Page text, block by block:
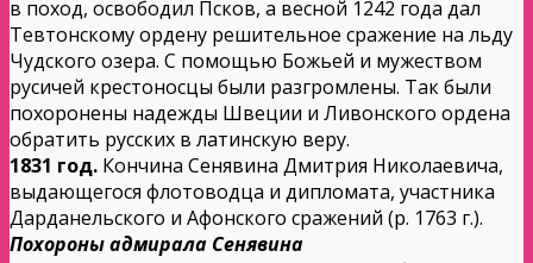
в поход, освободил Псков, а весной 1242 года дал
Тевтонскому ордену решительное сражение на льду
Чудского озера. С помощью Божьей и мужеством
русичей крестоносцы были разгромлены. Так были
похоронены надежды Швеции и Ливонского ордена
обратить русских в латинскую веру.
1831 год. Кончина Сенявина Дмитрия Николаевича,
выдающегося флотоводца и дипломата, участника
Дарданельского и Афонского сражений (р. 1763 г.).
Похороны адмирала Сенявина